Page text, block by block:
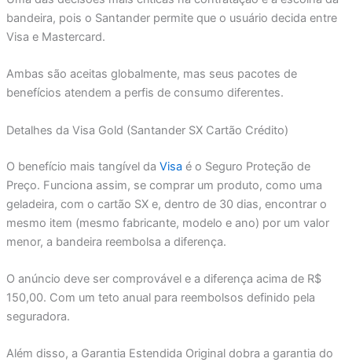
bandeira, pois o Santander permite que o usuário decida entre
Visa e Mastercard.
Ambas são aceitas globalmente, mas seus pacotes de
benefícios atendem a perfis de consumo diferentes.
Detalhes da Visa Gold (Santander SX Cartão Crédito)
O benefício mais tangível da Visa é o Seguro Proteção de
Preço. Funciona assim, se comprar um produto, como uma
geladeira, com o cartão SX e, dentro de 30 dias, encontrar o
mesmo item (mesmo fabricante, modelo e ano) por um valor
menor, a bandeira reembolsa a diferença.
O anúncio deve ser comprovável e a diferença acima de R$
150,00. Com um teto anual para reembolsos definido pela
seguradora.
Além disso, a Garantia Estendida Original dobra a garantia do